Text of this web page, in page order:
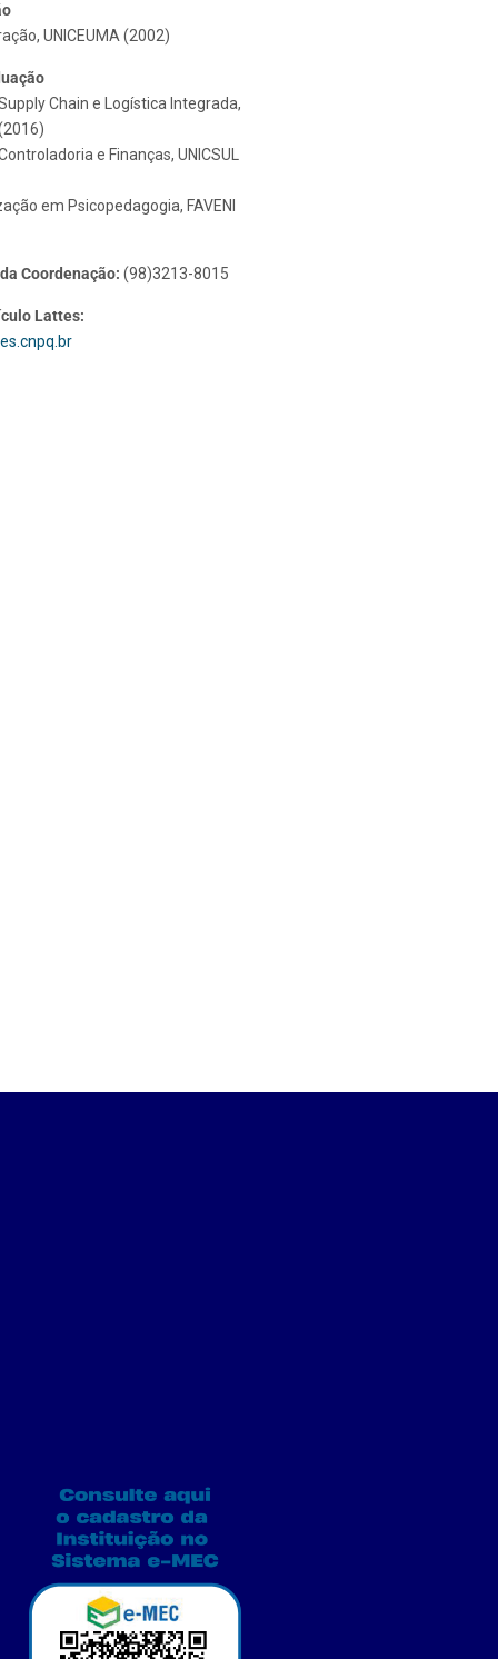
UNICEUMA (2002)
Chain e Logística Integrada,
e Finanças, UNICSUL
em Psicopedagogia, FAVENI
Coordenação: (98)3213-8015
Lattes: